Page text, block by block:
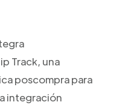
Track, una
poscompra para
integración